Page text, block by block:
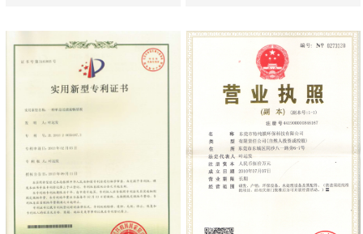
实用新型专利证书 电渗
析器用纯水隔板组件
实用新型专利证书 电渗
析器用浓水隔板组件